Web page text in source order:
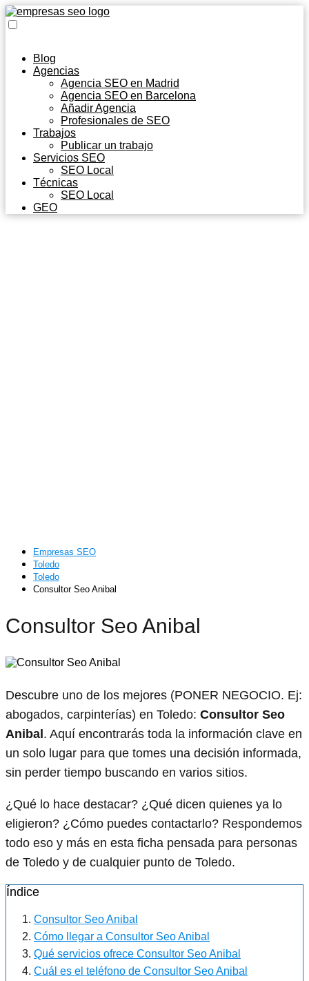
Blog
Agencias
Agencia SEO en Madrid
Agencia SEO en Barcelona
Añadir Agencia
Profesionales de SEO
Trabajos
Publicar un trabajo
Servicios SEO
SEO Local
Técnicas
SEO Local
GEO
Empresas SEO
Toledo
Toledo
Consultor Seo Anibal
Consultor Seo Anibal
Descubre uno de los mejores (PONER NEGOCIO. Ej:
abogados, carpinterías) en Toledo: Consultor Seo
Anibal. Aquí encontrarás toda la información clave en
un solo lugar para que tomes una decisión informada,
sin perder tiempo buscando en varios sitios.
¿Qué lo hace destacar? ¿Qué dicen quienes ya lo
eligieron? ¿Cómo puedes contactarlo? Respondemos
todo eso y más en esta ficha pensada para personas
de Toledo y de cualquier punto de Toledo.
Índice
Consultor Seo Anibal
Cómo llegar a Consultor Seo Anibal
Qué servicios ofrece Consultor Seo Anibal
Cuál es el teléfono de Consultor Seo Anibal